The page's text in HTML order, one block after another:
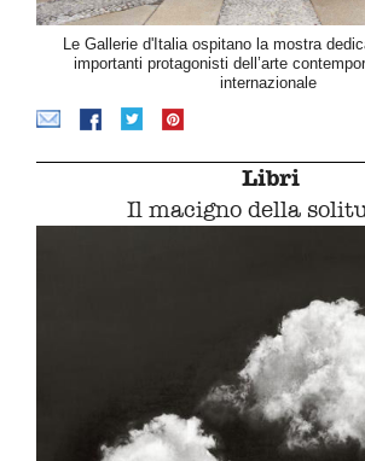
Le Gallerie d'Italia ospitano la mostra
importanti protagonisti dell’arte
internazionale
Libri
Il macigno della